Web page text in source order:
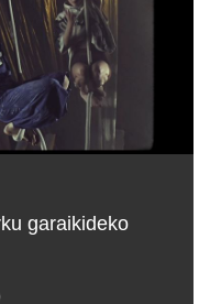
garaikideko